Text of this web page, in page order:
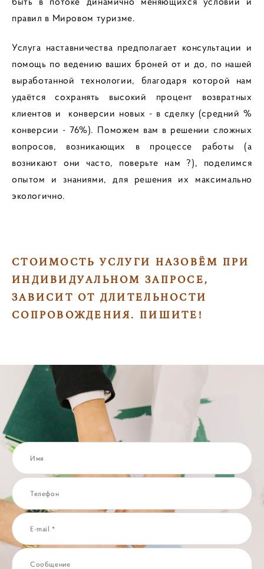
правил в Мировом туризме.
Услуга наставничества предполагает консультации и
помощь по ведению ваших броней от и до, по нашей
выработанной технологии, благодаря которой нам
удаётся сохранять высокий процент возвратных
клиентов и конверсии новых - в сделку (средний %
конверсии - 76%). Поможем вам в решении сложных
вопросов, возникающих в процессе работы (а
возникают они часто, поверьте нам ?), поделимся
опытом и знаниями, для решения их максимально
экологично.
СТОИМОСТЬ УСЛУГИ НАЗОВЁМ ПРИ
ИНДИВИДУАЛЬНОМ ЗАПРОСЕ,
ЗАВИСИТ ОТ ДЛИТЕЛЬНОСТИ
СОПРОВОЖДЕНИЯ. ПИШИТЕ!
Имя
Телефон
E-mail *
Сообщение